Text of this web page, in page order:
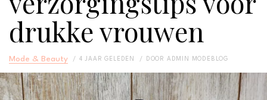
drukke vrouwen
Mode & Beauty 4 JAAR GELEDEN DOOR ADMIN MODEBLOG